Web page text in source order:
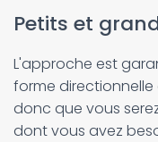
Petits et
L'approche est
forme
donc que vous
dont vous avez